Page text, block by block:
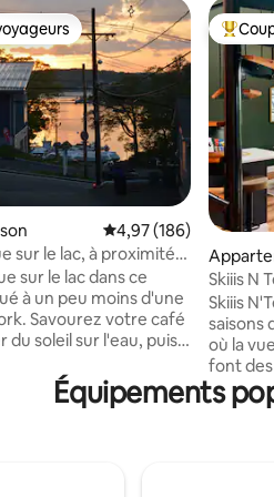
Évaluation moyenne
4,97 (186)
sur le lac, à proximité
de lieux de réception
sur le lac dans ce
à un peu moins d'une
Savourez votre café
du soleil sur l'eau, puis
à quel point le gîte
confortable et bien
⋅
Skiiis N
Skiiis
saisons
où la
font
parfait
Équipements